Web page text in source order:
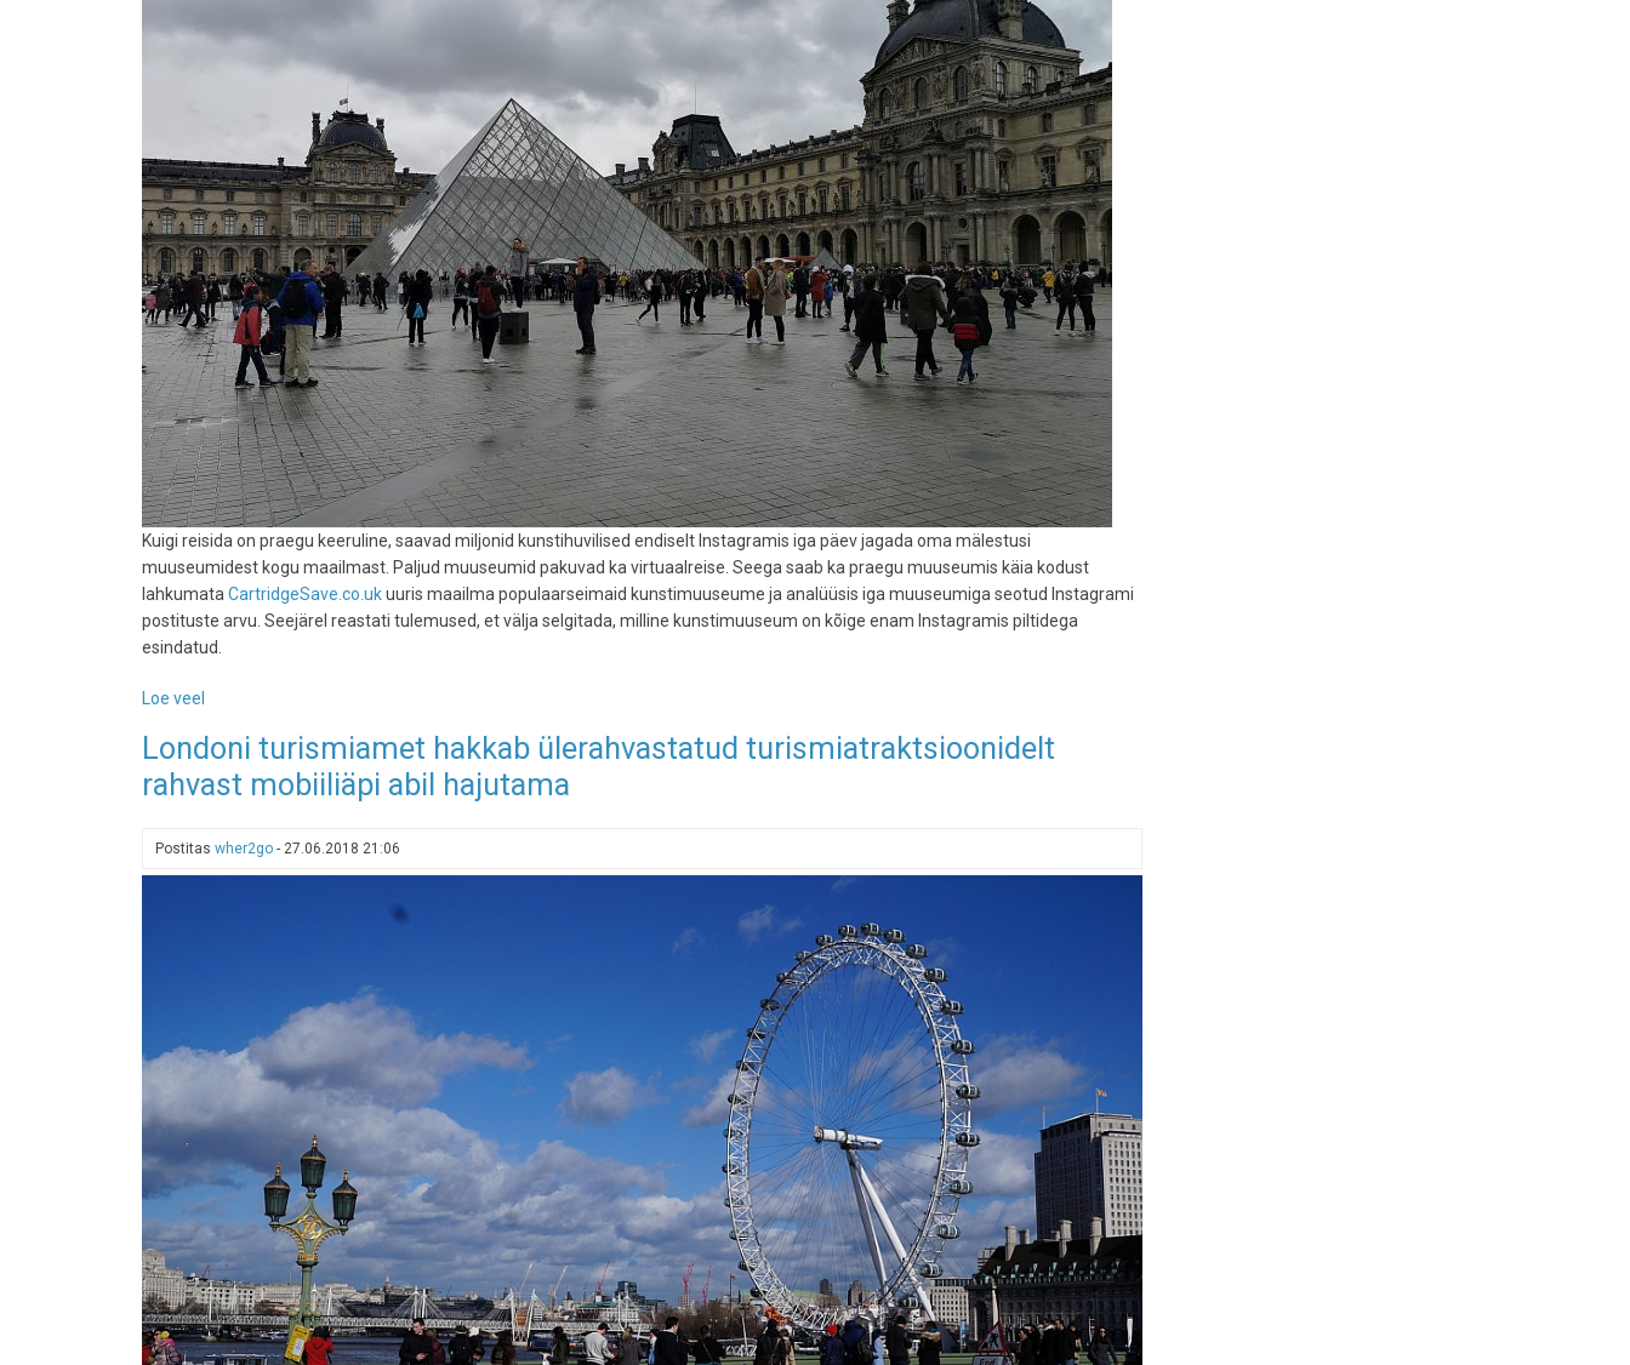
2000
Kuigi reisida on praegu keeruline, saavad miljonid kunstihuvilised endiselt Instagramis iga päev jagada oma mälestusi
muuseumidest kogu maailmast. Paljud muuseumid pakuvad ka virtuaalreise. Seega saab ka praegu muuseumis käia kodust
lahkumata CartridgeSave.co.ukuuris maailma populaarseimaid kunstimuuseume ja analüüsis iga muuseumiga seotud Instagrami
postituste arvu. Seejärel reastati tulemused, et välja selgitada, milline kunstimuuseum on kõige enam Instagramis piltidega
esindatud.
Loe veel
on
maailma
Instagrammitud
Londoni turismiamet hakkab ülerahvastatud turismiatraktsioonidelt
rahvast mobiiliäpi abil hajutama
Postitas wher2go - 27.06.2018 21:06